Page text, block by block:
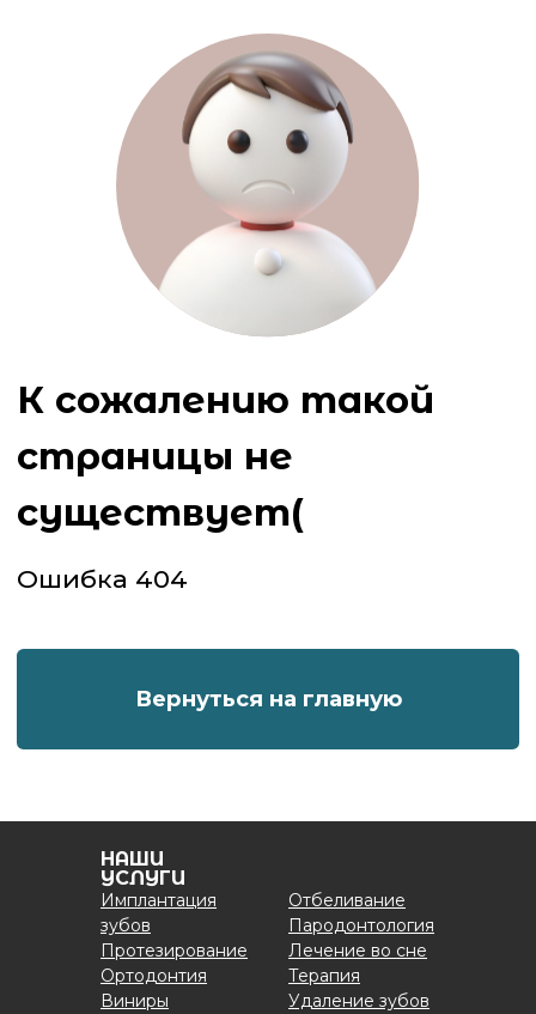
К сожалению такой
страницы не
Ошибка 404
НАШИ
УСЛУГИ
Имплантация
зубов
Протезирование
Ортодонтия
Виниры
Отбеливание
Пародонтология
Лечение во сне
Терапия
Удаление зубов